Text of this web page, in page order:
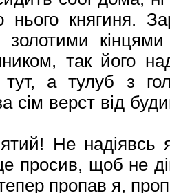
нього княгиня.
так його
тут, а тулуб з
сім верст від
Не надіявсь
просив, щоб не
пропав я,